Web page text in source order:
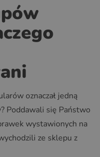
oznaczał jedną
Poddawali się Państwo
wystawionych na
ze sklepu z